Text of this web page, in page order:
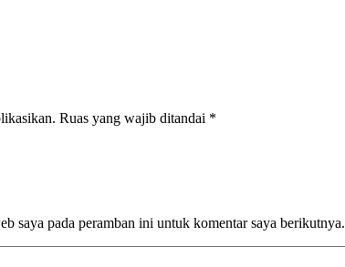
Ruas yang wajib ditandai *
saya pada peramban ini untuk komentar saya berikutnya.